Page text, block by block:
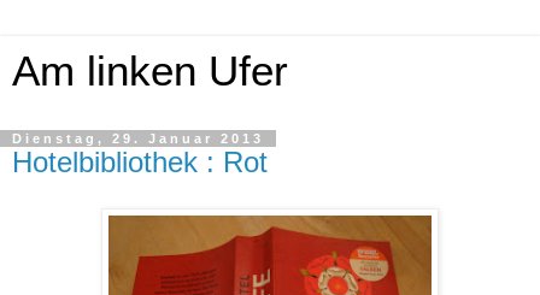
Am linken Ufer
Dienstag, 29. Januar 2013
Hotelbibliothek : Rot